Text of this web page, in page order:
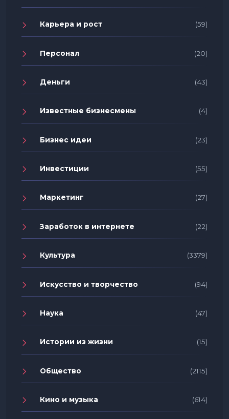
Карьера и рост (59)
Персонал (20)
Деньги (43)
Известные бизнесмены (4)
Бизнес идеи (23)
Инвестиции (55)
Маркетинг (27)
Заработок в интернете (22)
Культура (3379)
Искусство и творчество (94)
Наука (47)
Истории из жизни (15)
Общество (2115)
Кино и музыка (614)